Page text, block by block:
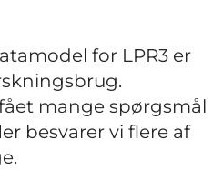
for LPR3 er
mange spørgsmål
besvarer vi flere af